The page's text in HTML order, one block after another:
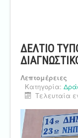
ΔΕΛΤΙΟ
Λεπτομέρειες
Κατηγορία:
Τελευταία